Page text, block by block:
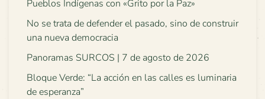
Pueblos Indígenas con «Grito por la Paz»
No se trata de defender el pasado, sino de construir
una nueva democracia
Panoramas SURCOS | 7 de agosto de 2026
Bloque Verde: “La acción en las calles es luminaria
de esperanza”